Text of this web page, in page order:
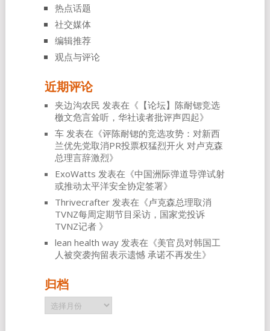
热点话题
社交媒体
编辑推荐
观点与评论
近期评论
夹边沟农民 发表在《 【论坛】陈耐锶竞选
檄文危言耸听，华社读者批评声四起》
车发表在《评陈耐锶的竞选攻势：对新西
兰优先党取消PR投票权猛烈开火 对卢克森
总理言辞激烈》
ExoWatts 发表在《中国洲际弹道导弹试射
或推动太平洋安全协定签署》
Thrivecrafter发表在《卢克森总理取消
TVNZ每周定期节目采访，国家党投诉
TVNZ记者 》
lean health way发表在《美官员对韩国工
人被突袭拘留表示遗憾 承诺不再发生》
归档
归
档